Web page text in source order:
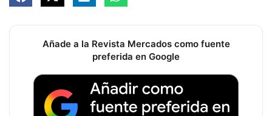
Añade a la Revista Mercados como fuente
preferida en Google